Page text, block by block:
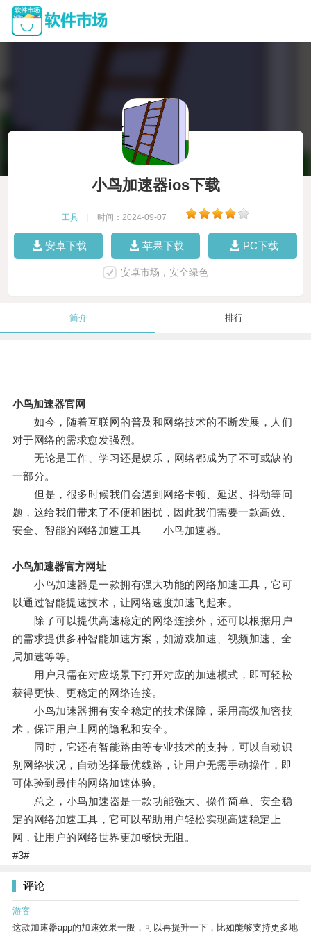
小鸟加速器ios下载
工具 时间：2024-09-07
安卓下载 苹果下载 PC下载
安卓市场，安全绿色
简介 排行
小鸟加速器官网
如今，随着互联网的普及和网络技术的不断发展，人们
对于网络的需求愈发强烈。
无论是工作、学习还是娱乐，网络都成为了不可或缺的
一部分。
但是，很多时候我们会遇到网络卡顿、延迟、抖动等问
题，这给我们带来了不便和困扰，因此我们需要一款高效、
安全、智能的网络加速工具——小鸟加速器。
小鸟加速器官方网址
小鸟加速器是一款拥有强大功能的网络加速工具，它可
以通过智能提速技术，让网络速度加速飞起来。
除了可以提供高速稳定的网络连接外，还可以根据用户
的需求提供多种智能加速方案，如游戏加速、视频加速、全
局加速等等。
用户只需在对应场景下打开对应的加速模式，即可轻松
获得更快、更稳定的网络连接。
小鸟加速器拥有安全稳定的技术保障，采用高级加密技
术，保证用户上网的隐私和安全。
同时，它还有智能路由等专业技术的支持，可以自动识
别网络状况，自动选择最优线路，让用户无需手动操作，即
可体验到最佳的网络加速体验。
总之，小鸟加速器是一款功能强大、操作简单、安全稳
定的网络加速工具，它可以帮助用户轻松实现高速稳定上
网，让用户的网络世界更加畅快无阻。
#3#
评论
游客
这款加速器app的加速效果一般，可以再提升一下，比如能够支持更多地